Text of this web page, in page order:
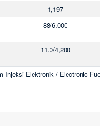
1,197
88/6,000
11.0/4,200
Injeksi Elektronik / Electronic